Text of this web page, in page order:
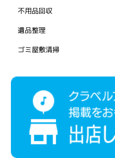
不用品回収
遺品整理
ゴミ屋敷清掃